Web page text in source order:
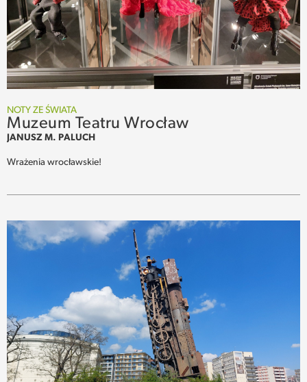
NOTY ZE ŚWIATA
Muzeum Teatru Wrocław
JANUSZ M. PALUCH
Wrażenia wrocławskie!